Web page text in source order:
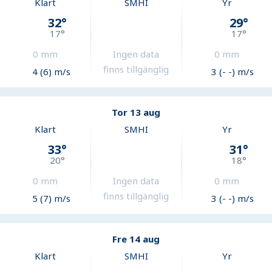
Klart
32°
17°
0 mm
4 (6) m/s
SMHI
Ingen data
finns tillgänglig
Yr
29°
17°
0 mm
3 (- -) m/s
Tor 13 aug
Klart
33°
20°
0 mm
5 (7) m/s
SMHI
Ingen data
finns tillgänglig
Yr
31°
18°
0 mm
3 (- -) m/s
Fre 14 aug
Klart
SMHI Yr